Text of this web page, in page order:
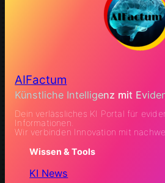
AIFactum
Künstliche Intelligenz mit
Dein verlässliches KI Portal für
Informationen.
Wir verbinden Innovation mit
Wissen & Tools
KI News